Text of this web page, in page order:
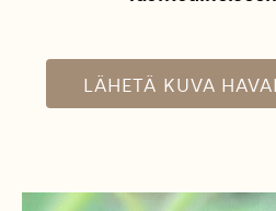
LÄHETÄ KUVA